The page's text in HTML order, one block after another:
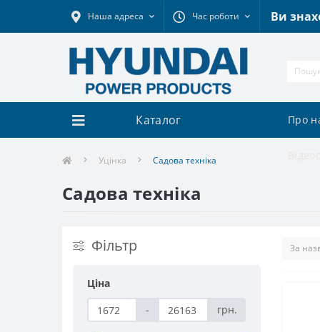
Наша адреса Час роботи Ви
Каталог Про
Уцінка Садова техніка
Садова техніка
Фільтр
Ціна
-
грн.